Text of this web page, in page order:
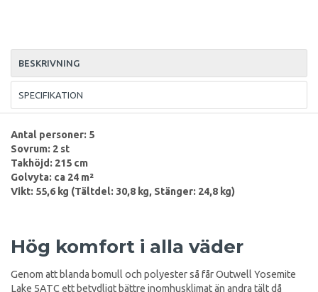
BESKRIVNING
SPECIFIKATION
Antal personer: 5
Sovrum: 2 st
Takhöjd: 215 cm
Golvyta: ca 24 m²
Vikt: 55,6 kg (Tältdel: 30,8 kg, Stänger: 24,8 kg)
Hög komfort i alla väder
Genom att blanda bomull och polyester så får Outwell Yosemite
Lake 5ATC ett betydligt bättre inomhusklimat än andra tält då